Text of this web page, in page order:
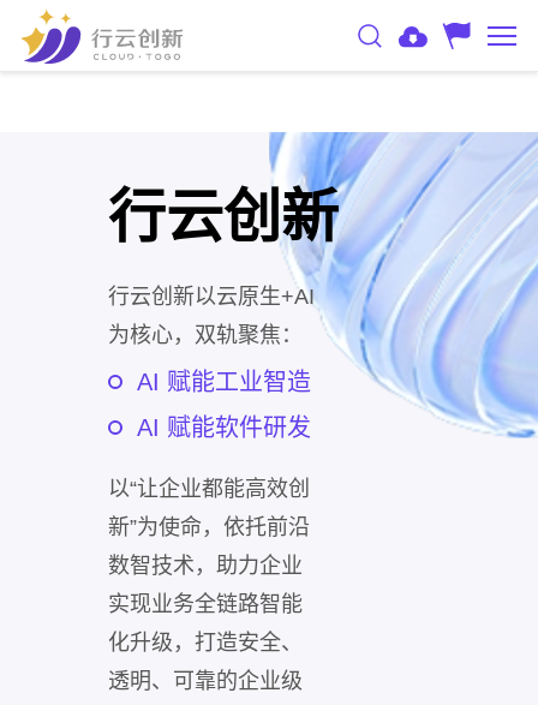
行云创新
行云创新以云原生+AI
为核心，双轨聚焦：
AI 赋能工业智造
AI 赋能软件研发
以“让企业都能高效创
新”为使命，依托前沿
数智技术，助力企业
实现业务全链路智能
化升级，打造安全、
透明、可靠的企业级